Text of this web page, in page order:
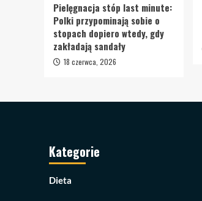
Pielęgnacja stóp last minute:
Polki przypominają sobie o
stopach dopiero wtedy, gdy
zakładają sandały
18 czerwca, 2026
Kategorie
Dieta